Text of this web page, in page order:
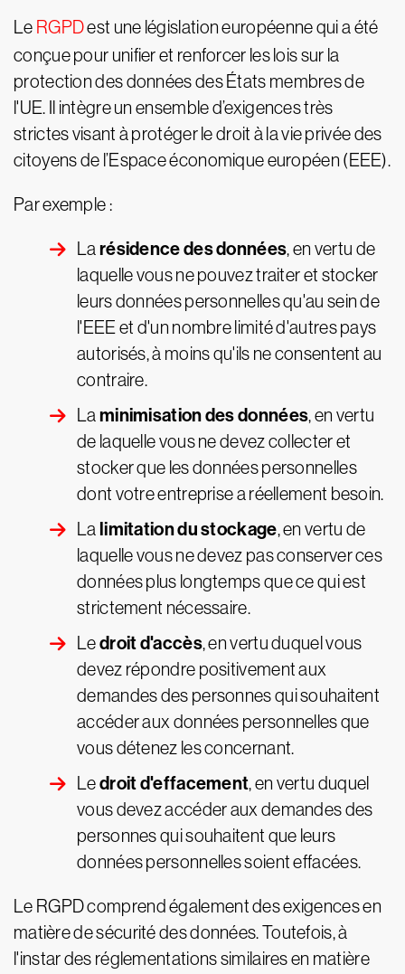
Le RGPDest une législation européenne qui a été
conçue pour unifier et renforcer les lois sur la
protection des données des États membres de
l'UE. Il intègre un ensemble d’exigences très
strictes visant à protéger le droit à la vie privée des
citoyens de l’Espace économique européen (EEE).
Par exemple :
La résidence des données, en vertu de
laquelle vous ne pouvez traiter et stocker
leurs données personnelles qu'au sein de
l'EEE et d'un nombre limité d'autres pays
autorisés, à moins qu'ils ne consentent au
contraire.
La minimisation des données, en vertu
de laquelle vous ne devez collecter et
stocker que les données personnelles
dont votre entreprise a réellement besoin.
La limitation du stockage, en vertu de
laquelle vous ne devez pas conserver ces
données plus longtemps que ce qui est
strictement nécessaire.
Ledroit d'accès, en vertu duquel vous
devez répondre positivement aux
demandes des personnes qui souhaitent
accéder aux données personnelles que
vous détenez les concernant.
Ledroit d'effacement, en vertu duquel
vous devez accéder aux demandes des
personnes qui souhaitent que leurs
données personnelles soient effacées.
Le RGPD comprend également des exigences en
matière de sécurité des données. Toutefois, à
l'instar des réglementations similaires en matière